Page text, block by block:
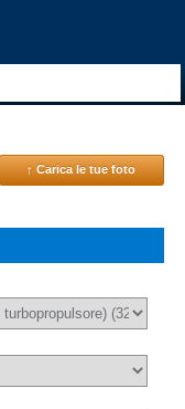
↑ Carica le tue foto